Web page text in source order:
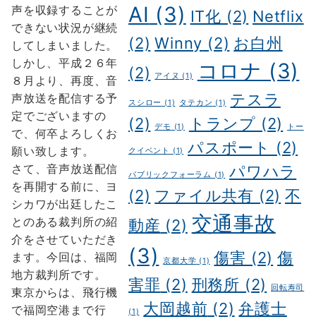
声を収録することが
できない状況が継続
してしまいました。
しかし、平成２６年
８月より、再度、音
声放送を配信する予
定でございますの
で、何卒よろしくお
願い致します。
さて、音声放送配信
を再開する前に、ヨ
シカワが出廷したこ
とのある裁判所の紹
介をさせていただき
ます。今回は、福岡
地方裁判所です。
東京からは、飛行機
で福岡空港まで行
AI (3) IT化 (2) Netflix
(2) Winny (2) お白州
(2)
アイヌ (1) コロナ (3)
スシロー (1) タテカン (1)
テスラ
(2)
デモ (1) トランプ (2) トー
クイベント (1) パスポート (2)
パブリックフォーラム (1)
パワハラ
(2) ファイル共有 (2) 不
動産 (2) 交通事故
(3)
京都大学 (1) 傷害 (2) 傷
害罪 (2) 刑務所 (2) 回転寿司
(1) 大岡越前 (2) 弁護士